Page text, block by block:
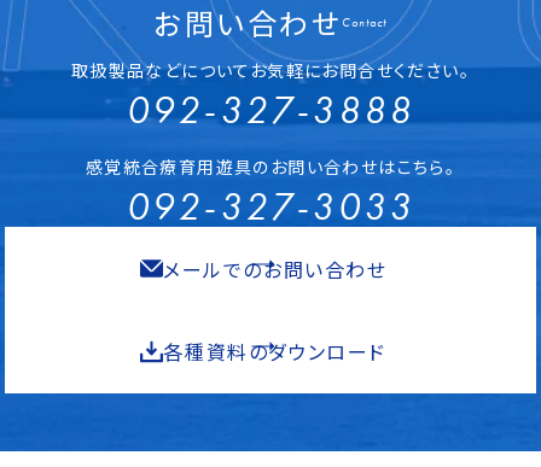
お問い合わせ Contact
取扱製品などについてお気軽にお問合せください。
092-327-3888
感覚統合療育用遊具のお問い合わせはこちら。
092-327-3033
メールでのお問い合わせ
各種資料のダウンロード